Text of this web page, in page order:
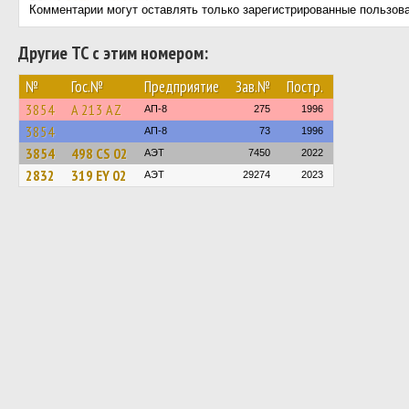
Комментарии могут оставлять только зарегистрированные
Другие ТС с этим номером:
№ Гос.№ Предприятие Зав.№ Постр.
3854 A 213 AZ АП-8 275 1996
3854 АП-8 73 1996
3854 498 CS 02 АЭТ 7450 2022
2832 319 EY 02 АЭТ 29274 2023